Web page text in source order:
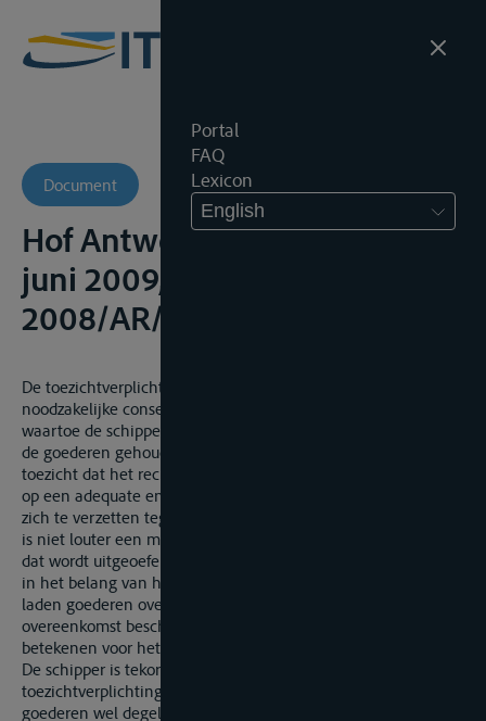
Portal
FAQ
Lexicon
English
Document
Hof Antwerpen, 4de Kamer, 8
juni 2009, onuitg.,
2008/AR/986
De toezichtverplichting van art. 8, lid 1 WRB is de
noodzakelijke consequentie van de resultaatsverbintenis
waartoe de schipper in zijn hoedanigheid van vervoerder van
de goederen gehouden is. Het gaat hier om een actief
toezicht dat het recht en de plicht impliceert om de goederen
op een adequate en juiste manier in te schepen, alsmede om
zich te verzetten tegen elke andere wijze van uitvoering. Het
is niet louter een mogelijkheid, maar een effectief toezicht,
dat wordt uitgeoefend zowel in het belang van de lading als
in het belang van het schip. Zo moet hij nagaan of de in te
laden goederen overeenkomen met deze die in de
overeenkomst beschreven zijn en dat zij geen gevaar
betekenen voor het schip.
De schipper is tekortgekomen aan zijn controle- en
toezichtverplichting door niet te controleren of de ingeladen
goederen wel degelijk kolen waren i.p.v. ertsen, die een